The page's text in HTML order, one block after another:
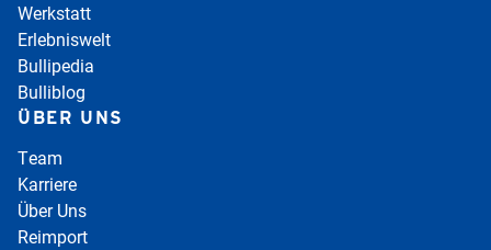
Werkstatt
Erlebniswelt
Bullipedia
Bulliblog
ÜBER UNS
Team
Karriere
Über Uns
Reimport